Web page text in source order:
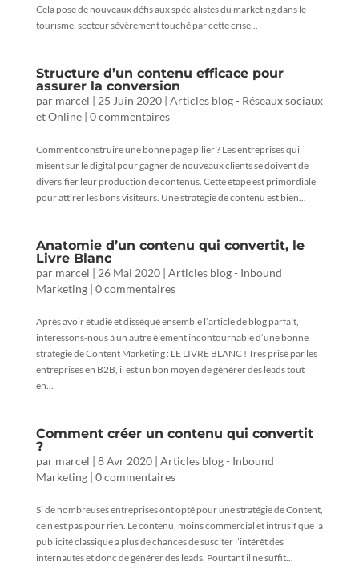
Cela pose de nouveaux défis aux spécialistes du marketing dans le
tourisme, secteur sévèrement touché par cette crise...
Structure d’un contenu efficace pour
assurer la conversion
par marcel | 25 Juin 2020| Articles blog - Réseaux sociaux
et Online| 0 commentaires
Comment construire une bonne page pilier ? Les entreprises qui
misent sur le digital pour gagner de nouveaux clients se doivent de
diversifier leur production de contenus. Cette étape est primordiale
pour attirer les bons visiteurs. Une stratégie de contenu est bien...
Anatomie d’un contenu qui convertit, le
Livre Blanc
par marcel | 26 Mai 2020| Articles blog - Inbound
Marketing| 0 commentaires
Après avoir étudié et disséqué ensemble l’article de blog parfait,
intéressons-nous à un autre élément incontournable d’une bonne
stratégie de Content Marketing : LE LIVRE BLANC ! Très prisé par les
entreprises en B2B, il est un bon moyen de générer des leads tout
en...
Comment créer un contenu qui convertit
?
par marcel | 8 Avr 2020| Articles blog - Inbound
Marketing| 0 commentaires
Si de nombreuses entreprises ont opté pour une stratégie de Content,
ce n’est pas pour rien. Le contenu, moins commercial et intrusif que la
publicité classique a plus de chances de susciter l’intérêt des
internautes et donc de générer des leads. Pourtant il ne suffit...